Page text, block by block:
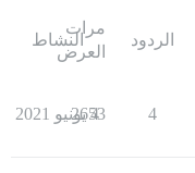
الردود
مرات
العرض
النشاط
4
2653
4 يونيو 2021